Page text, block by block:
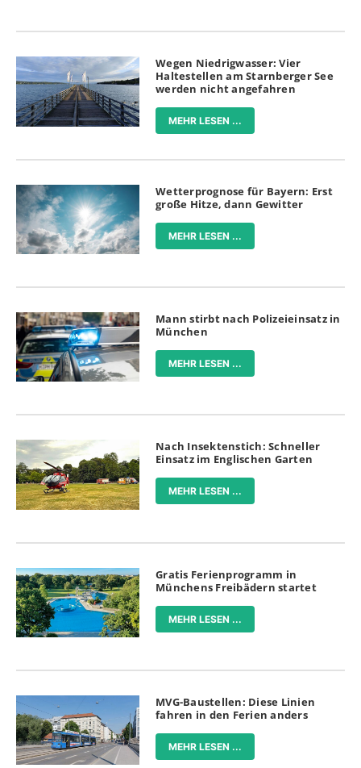
Wegen Niedrigwasser: Vier
Haltestellen am Starnberger See
werden nicht angefahren
MEHR LESEN ...
Wetterprognose für Bayern: Erst
große Hitze, dann Gewitter
MEHR LESEN ...
Mann stirbt nach Polizeieinsatz in
München
MEHR LESEN ...
Nach Insektenstich: Schneller
Einsatz im Englischen Garten
MEHR LESEN ...
Gratis Ferienprogramm in
Münchens Freibädern startet
MEHR LESEN ...
MVG-Baustellen: Diese Linien
fahren in den Ferien anders
MEHR LESEN ...